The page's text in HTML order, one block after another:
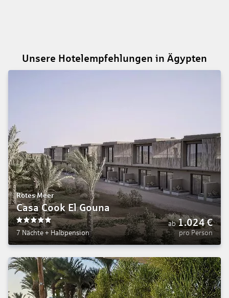
Unsere Hotelempfehlungen in Ägypten
Rotes Meer
Casa Cook El Gouna
5
7 Nächte + Halbpension
ab 1.024€
pro Person